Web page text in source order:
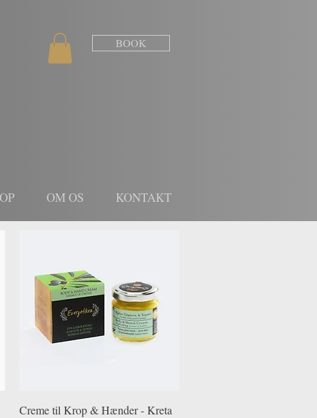
BOOK
OM OS KONTAKT
Hurtigvisning
Creme til Krop & Hænder - Kreta